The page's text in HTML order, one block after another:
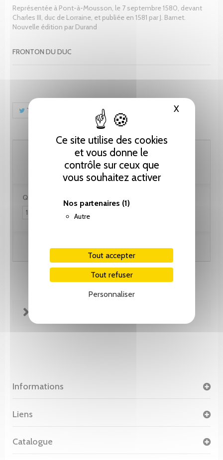
Ce site utilise des cookies
et vous donne le
contrôle sur ceux que
vous souhaitez activer
Nos partenaires (1)
Autre
Tout accepter
Tout refuser
Personnaliser
XMasquer
Représentée à Pont-à-Mousson, le 7 septembre 1580, devant
Charles III, duc de Lorraine, et publiée en 1581 par J. Barnet.
Nouvelle édition par Durand
FRONTON DU DUC
Tweet
35.90 CHF
Quantité :
Ajouter au panier
Informations
Liens
Catalogue